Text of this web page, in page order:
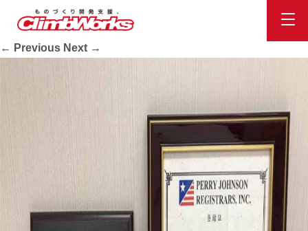
str_img02
Published2020.10.16at948 × 711
← Previous Next →